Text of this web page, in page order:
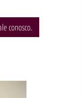
conosco.